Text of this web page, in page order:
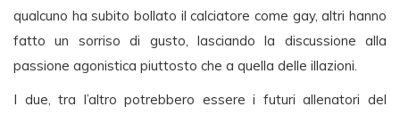
qualcuno ha subito bollato il calciatore come gay, altri hanno
fatto un sorriso di gusto, lasciando la discussione alla
passione agonistica piuttosto che a quella delle illazioni.
I due, tra l’altro potrebbero essere i futuri allenatori del